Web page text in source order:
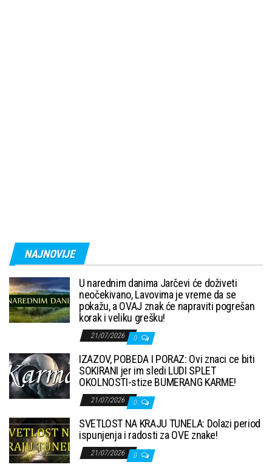
NAJNOVIJE
U narednim danima Jarčevi će doživeti
neočekivano, Lavovima je vreme da se
pokažu, a OVAJ znak će napraviti pogrešan
korak i veliku grešku!
21/07/2026 0
IZAZOV, POBEDA I PORAZ: Ovi znaci ce biti
SOKIRANI jer im sledi LUDI SPLET
OKOLNOSTI-stize BUMERANG KARME!
21/07/2026 0
SVETLOST NA KRAJU TUNELA: Dolazi period
ispunjenja i radosti za OVE znake!
21/07/2026 0